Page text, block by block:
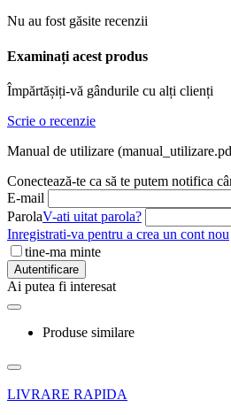
Nu au fost găsite recenzii
Examinați acest produs
Împărtășiți-vă gândurile cu alți clienți
Scrie o recenzie
Manual de utilizare
Conectează-te ca să te putem notifica
E-mail
ParolaV-ati uitat parola?
Inregistrati-va pentru a crea un cont nou
tine-ma minte
Autentificare
Ai putea fi interesat
Produse similare
LIVRARE RAPIDA